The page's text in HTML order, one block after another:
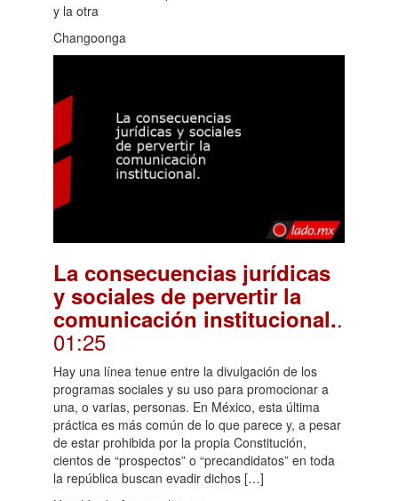
y la otra
Changoonga
La consecuencias jurídicas
y sociales de pervertir la
comunicación institucional..
01:25
Hay una línea tenue entre la divulgación de los
programas sociales y su uso para promocionar a
una, o varias, personas. En México, esta última
práctica es más común de lo que parece y, a pesar
de estar prohibida por la propia Constitución,
cientos de “prospectos” o “precandidatos” en toda
la república buscan evadir dichos […]